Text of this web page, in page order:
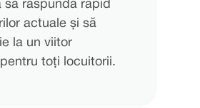
să răspundă rapid
actuale și să
la un viitor
toți locuitorii.